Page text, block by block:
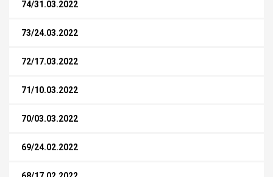
74/31.03.2022
73/24.03.2022
72/17.03.2022
71/10.03.2022
70/03.03.2022
69/24.02.2022